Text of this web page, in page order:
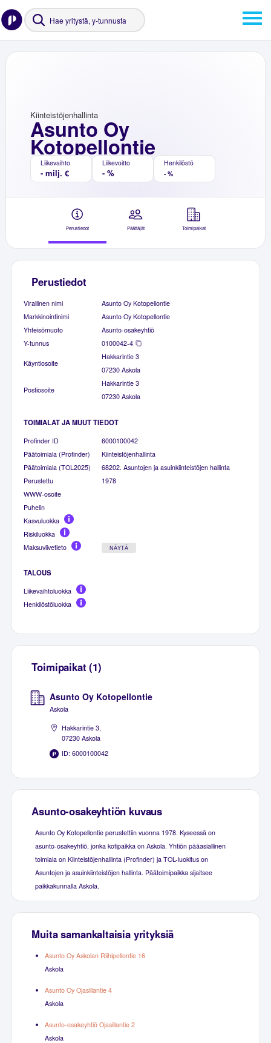
Asunto Oy
Kotopellontie
Kiinteistöjenhallinta
Liikevaihto
- milj. €
Liikevoitto
- %
Henkilöstö
- %
Perustiedot Päättäjät Toimipaikat
Perustiedot
Virallinen nimi
Asunto Oy Kotopellontie
Markkinointinimi
Asunto Oy Kotopellontie
Yhteisömuoto
Asunto-osakeyhtiö
Y-tunnus
0100042-4
Käyntiosoite
Hakkarintie 3
07230 Askola
Postiosoite
Hakkarintie 3
07230 Askola
TOIMIALAT JA MUUT TIEDOT
Profinder ID
6000100042
Päätoimiala (Profinder)
Kiinteistöjenhallinta
Päätoimiala (TOL2025)
68202. Asuntojen ja asuinkiinteistöjen hallinta
Perustettu
1978
WWW-osoite
Puhelin
Kasvuluokka
Riskiluokka
Maksuviivetieto
NÄYTÄ
TALOUS
Liikevaihtoluokka
Henkilöstöluokka
Toimipaikat (1)
Asunto Oy Kotopellontie
Askola
Hakkarintie 3,
07230 Askola
ID: 6000100042
Asunto-osakeyhtiön kuvaus
Asunto Oy Kotopellontie perustettiin vuonna 1978. Kyseessä on
asunto-osakeyhtiö, jonka kotipaikka on Askola. Yhtiön pääasiallinen
toimiala on Kiinteistöjenhallinta (Profinder) ja TOL-luokitus on
Asuntojen ja asuinkiinteistöjen hallinta. Päätoimipaikka sijaitsee
paikkakunnalla Askola.
Muita samankaltaisia yrityksiä
Asunto Oy Askolan Riihipellontie 16
Askola
Asunto Oy Ojasillantie 4
Askola
Asunto-osakeyhtiö Ojasillantie 2
Askola